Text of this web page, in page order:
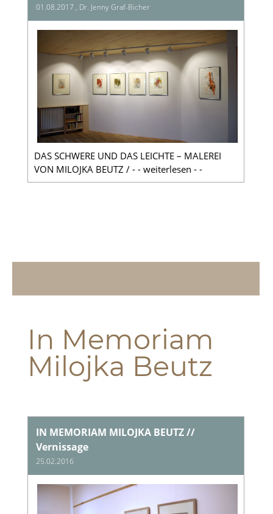
01.08.2017 , Dr. Jenny Graf-Bicher
DAS SCHWERE UND DAS LEICHTE – MALEREI
VON MILOJKA BEUTZ / - - weiterlesen - -
In Memoriam
Milojka Beutz
IN MEMORIAM MILOJKA BEUTZ //
Vernissage
25.02.2016